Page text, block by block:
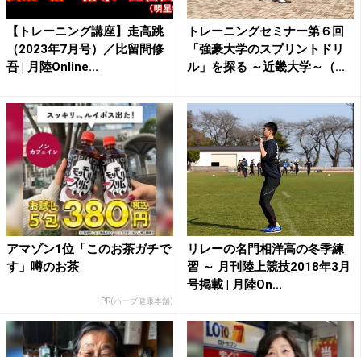
【トレーニング講座】走高跳
（2023年7月号）／比留間修
吾 | 月陸Online...
トレーニングセミナー第６回
「強豪大学のスプリントドリ
ル」を探る ～近畿大学～（...
アマゾン1位「このお茶ガチで
す」噂のお茶
PR(ハーブ健康本舗)
リレーの名門相洋高の冬季練
習 ～ 月刊陸上競技2018年3月
号掲載 | 月陸On...